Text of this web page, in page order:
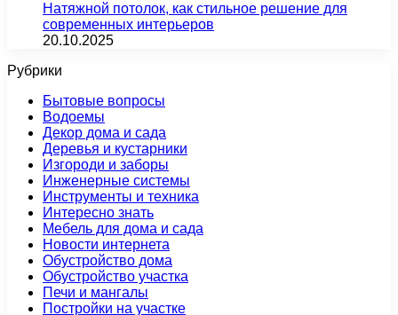
Натяжной потолок, как стильное решение для
современных интерьеров
20.10.2025
Рубрики
Бытовые вопросы
Водоемы
Декор дома и сада
Деревья и кустарники
Изгороди и заборы
Инженерные системы
Инструменты и техника
Интересно знать
Мебель для дома и сада
Новости интернета
Обустройство дома
Обустройство участка
Печи и мангалы
Постройки на участке